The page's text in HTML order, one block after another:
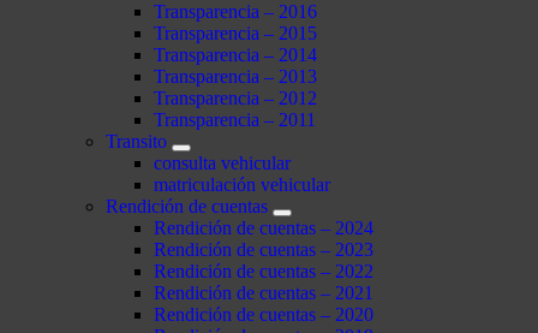
Transparencia – 2016
Transparencia – 2015
Transparencia – 2014
Transparencia – 2013
Transparencia – 2012
Transparencia – 2011
Transito
consulta vehicular
matriculación vehicular
Rendición de cuentas
Rendición de cuentas – 2024
Rendición de cuentas – 2023
Rendición de cuentas – 2022
Rendición de cuentas – 2021
Rendición de cuentas – 2020